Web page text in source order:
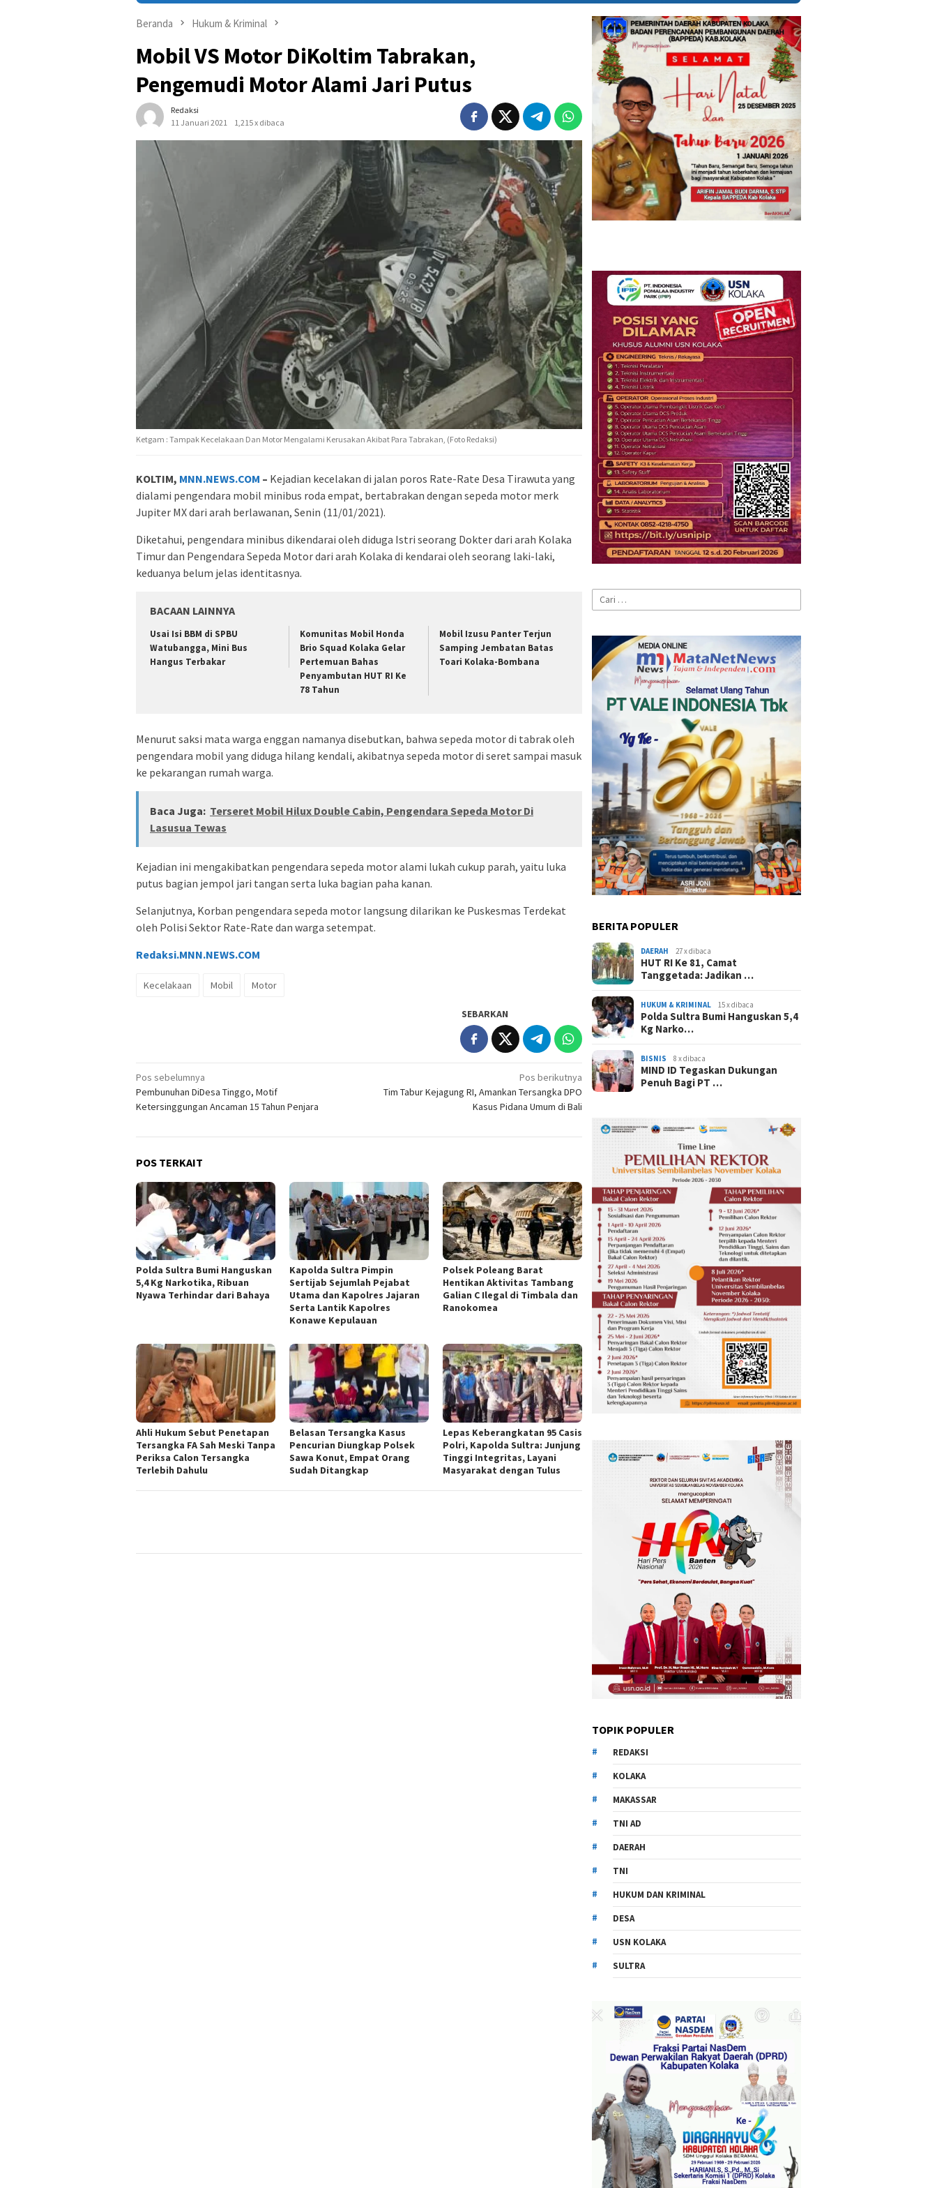
Beranda Hukum & Kriminal
Mobil VS Motor DiKoltim Tabrakan,
Pengemudi Motor Alami Jari Putus
Redaksi
11 Januari 2021
1,215 x dibaca
Ketgam : Tampak Kecelakaan Dan Motor Mengalami Kerusakan Akibat Para Tabrakan, (Foto Redaksi)
KOLTIM, MNN.NEWS.COM – Kejadian kecelakan di jalan poros Rate-Rate Desa Tirawuta yang
dialami pengendara mobil minibus roda empat, bertabrakan dengan sepeda motor merk
Jupiter MX dari arah berlawanan, Senin (11/01/2021).
Diketahui, pengendara minibus dikendarai oleh diduga Istri seorang Dokter dari arah Kolaka
Timur dan Pengendara Sepeda Motor dari arah Kolaka di kendarai oleh seorang laki-laki,
keduanya belum jelas identitasnya.
BACAAN LAINNYA
Usai Isi BBM di SPBU
Watubangga, Mini Bus
Hangus Terbakar
Komunitas Mobil Honda
Brio Squad Kolaka Gelar
Pertemuan Bahas
Penyambutan HUT RI Ke
78 Tahun
Mobil Izusu Panter Terjun
Samping Jembatan Batas
Toari Kolaka-Bombana
Menurut saksi mata warga enggan namanya disebutkan, bahwa sepeda motor di tabrak oleh
pengendara mobil yang diduga hilang kendali, akibatnya sepeda motor di seret sampai masuk
ke pekarangan rumah warga.
Baca Juga: Terseret Mobil Hilux Double Cabin, Pengendara Sepeda Motor Di
Lasusua Tewas
Kejadian ini mengakibatkan pengendara sepeda motor alami lukah cukup parah, yaitu luka
putus bagian jempol jari tangan serta luka bagian paha kanan.
Selanjutnya, Korban pengendara sepeda motor langsung dilarikan ke Puskesmas Terdekat
oleh Polisi Sektor Rate-Rate dan warga setempat.
Redaksi.MNN.NEWS.COM
Kecelakaan Mobil Motor
SEBARKAN
Navigasi
pos
Pos sebelumnya
Pembunuhan DiDesa Tinggo, Motif
Ketersinggungan Ancaman 15 Tahun Penjara
Pos berikutnya
Tim Tabur Kejagung RI, Amankan Tersangka DPO
Kasus Pidana Umum di Bali
POS TERKAIT
Polda Sultra Bumi Hanguskan
5,4 Kg Narkotika, Ribuan
Nyawa Terhindar dari Bahaya
Kapolda Sultra Pimpin
Sertijab Sejumlah Pejabat
Utama dan Kapolres Jajaran
Serta Lantik Kapolres
Konawe Kepulauan
Polsek Poleang Barat
Hentikan Aktivitas Tambang
Galian C Ilegal di Timbala dan
Ranokomea
Ahli Hukum Sebut Penetapan
Tersangka FA Sah Meski Tanpa
Periksa Calon Tersangka
Terlebih Dahulu
Belasan Tersangka Kasus
Pencurian Diungkap Polsek
Sawa Konut, Empat Orang
Sudah Ditangkap
Lepas Keberangkatan 95 Casis
Polri, Kapolda Sultra: Junjung
Tinggi Integritas, Layani
Masyarakat dengan Tulus
Cari
untuk:
BERITA POPULER
DAERAH 27 x dibaca
HUT RI Ke 81, Camat
Tanggetada: Jadikan …
HUKUM & KRIMINAL 15 x dibaca
Polda Sultra Bumi Hanguskan 5,4
Kg Narko…
BISNIS 8 x dibaca
MIND ID Tegaskan Dukungan
Penuh Bagi PT …
TOPIK POPULER
REDAKSI
KOLAKA
MAKASSAR
TNI AD
DAERAH
TNI
HUKUM DAN KRIMINAL
DESA
USN KOLAKA
SULTRA